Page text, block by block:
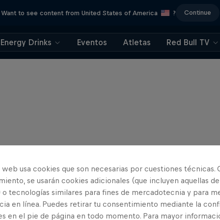
Want to see content from United States of America ? Continue
Energy Drinks Eventos Atletas Red Bull TV
web usa cookies que son necesarias por cuestiones técnicas.
se usarán cookies adicionales (que incluyen aquellas de
tecnologías similares para fines de mercadotecnia y para
en línea. Puedes retirar tu consentimiento mediante la
en el pie de página en todo momento. Para mayor